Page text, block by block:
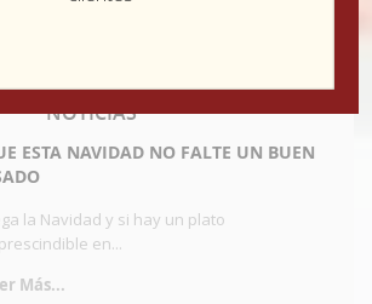
NOTICIAS
ESTA NAVIDAD NO FALTE UN BUEN
la Navidad y si hay un plato
en...
Más...